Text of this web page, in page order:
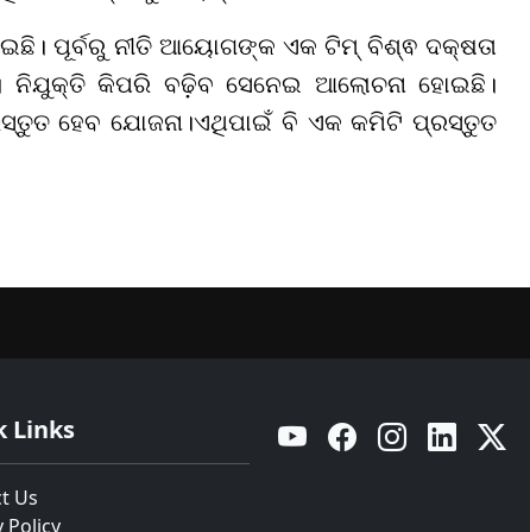
ପୂର୍ବରୁ ନୀତି ଆୟୋଗଙ୍କ ଏକ ଟିମ୍ ବିଶ୍ଵ ଦକ୍ଷତା
କିପରି ବଢ଼ିବ ସେନେଇ ଆଲୋଚନା ହୋଇଛି।
ହେବ ଯୋଜନା।ଏଥିପାଇଁ ବି ଏକ କମିଟି ପ୍ରସ୍ତୁତ
Links
Us
Policy
YouTube Facebook Instagram